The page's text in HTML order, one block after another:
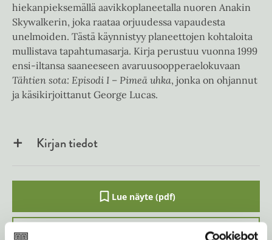
hiekanpieksemällä aavikkoplaneetalla nuoren Anakin
Skywalkerin, joka raataa orjuudessa vapaudesta
unelmoiden. Tästä käynnistyy planeettojen kohtaloita
mullistava tapahtumasarja. Kirja perustuu vuonna 1999
ensi-iltansa saaneeseen avaruusoopperaelokuvaan
Tähtien sota: Episodi I – Pimeä uhka, jonka on ohjannut
ja käsikirjoittanut George Lucas.
Kirjan tiedot
Lue näyte (pdf)
A
u
k